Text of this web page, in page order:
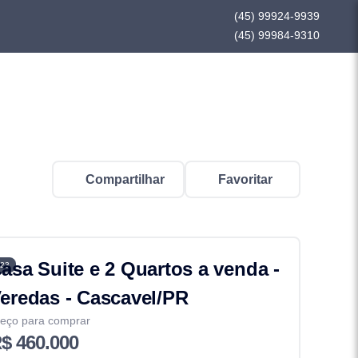
(45) 99924-9939
(45) 99984-9310
Compartilhar Favoritar
Suite e 2 Quartos a venda -
- Cascavel/PR
para comprar
460.000